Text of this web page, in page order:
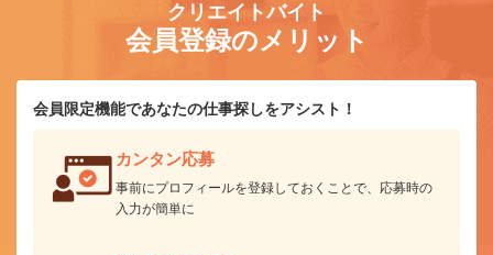
クリエイトバイト
会員登録のメリット
会員限定機能であなたの仕事探しをアシスト！
カンタン応募
事前にプロフィールを登録しておくことで、応募時の
入力が簡単に